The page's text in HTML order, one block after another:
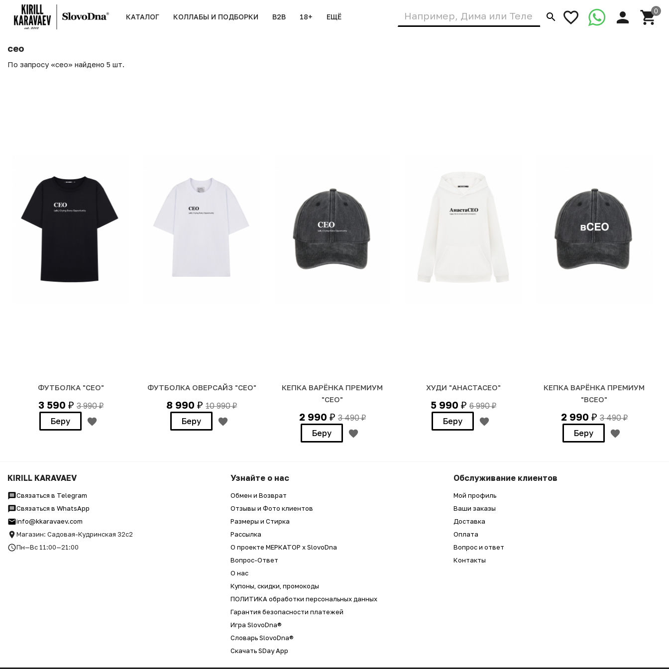
КАТАЛОГ КОЛЛАБЫ И ПОДБОРКИ B2B 18+ ЕЩЁ
сео
По запросу «сео» найдено 5 шт.
ФУТБОЛКА "СЕО"
3 590 ₽ 3 990₽
Беру
ФУТБОЛКА ОВЕРСАЙЗ "СЕО"
8 990₽ 10 990₽
Беру
КЕПКА ВАРЁНКА ПРЕМИУМ
"СЕО"
2 990 ₽ 3 490₽
Беру
ХУДИ "АНАСТАСЕО"
5 990 ₽ 6 990₽
Беру
КЕПКА ВАРЁНКА ПРЕМИУМ
"ВСЕО"
2 990 ₽ 3 490₽
Беру
KIRILL KARAVAEV
Связаться в Telegram
Связаться в WhatsApp
info@kkaravaev.com
Магазин: Садовая-Кудринская 32с2
Пн—Вс 11:00—21:00
Узнайте о нас
Обмен и Возврат
Отзывы и Фото клиентов
Размеры и Стирка
Рассылка
О проекте МЕРКАТОР x SlovoDna
Вопрос-Ответ
О нас
Купоны, скидки, промокоды
ПОЛИТИКА обработки персональных данных
Гарантия безопасности платежей
Игра SlovoDna®
Словарь SlovoDna®
Скачать SDay App
Обслуживание клиентов
Мой профиль
Ваши заказы
Доставка
Оплата
Вопрос и ответ
Контакты